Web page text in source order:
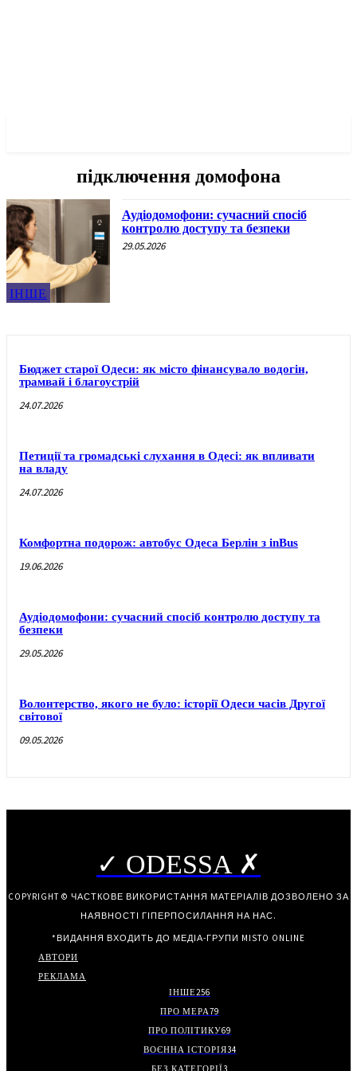
підключення домофона
ІНШЕ
Аудіодомофони: сучасний спосіб
контролю доступу та безпеки
29.05.2026
Бюджет старої Одеси: як місто фінансувало водогін,
трамвай і благоустрій
24.07.2026
Петиції та громадські слухання в Одесі: як впливати
на владу
24.07.2026
Комфортна подорож: автобус Одеса Берлін з inBus
19.06.2026
Аудіодомофони: сучасний спосіб контролю доступу та
безпеки
29.05.2026
Волонтерство, якого не було: історії Одеси часів Другої
світової
09.05.2026
✓ ODESSA ✗
COPYRIGHT © ЧАСТКОВЕ ВИКОРИСТАННЯ МАТЕРІАЛІВ ДОЗВОЛЕНО ЗА
НАЯВНОСТІ ГІПЕРПОСИЛАННЯ НА НАС.
*ВИДАННЯ ВХОДИТЬ ДО МЕДІА-ГРУПИ MISTO ONLINE
АВТОРИ
РЕКЛАМА
ІНШЕ256
ПРО МЕРА79
ПРО ПОЛІТИКУ69
ВОЄННА ІСТОРІЯ34
БЕЗ КАТЕГОРІЇ3